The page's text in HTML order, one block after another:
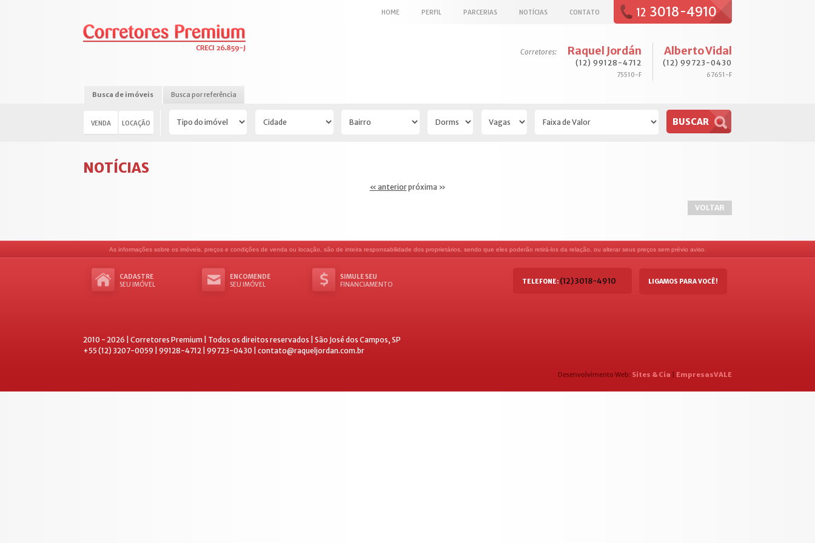
12 3018-4910
HOME PERFIL PARCERIAS NOTÍCIAS CONTATO
Corretores: Raquel Jordán
(12) 99128-4712
75510-F
Alberto Vidal
(12) 99723-0430
67651-F
Busca de imóveis Busca por referência
VENDA LOCAÇÃO
NOTÍCIAS
« anteriorpróxima »
VOLTAR
As informações sobre os imóveis, preços e condições de venda ou locação, são de inteira responsabilidade dos proprietários, sendo que eles poderão retirá-los da relação, ou alterar seus preços sem prévio aviso.
CADASTRE
SEU IMÓVEL
ENCOMENDE
SEU IMÓVEL
SIMULE SEU
FINANCIAMENTO
TELEFONE: (12) 3018-4910 LIGAMOS PARA VOCÊ!
2010 - 2026 | Corretores Premium | Todos os direitos reservados | São José dos Campos, SP
+55 (12) 3207-0059 | 99128-4712 | 99723-0430 | contato@raqueljordan.com.br
Desenvolvimento Web: Sites & Cia EmpresasVALE